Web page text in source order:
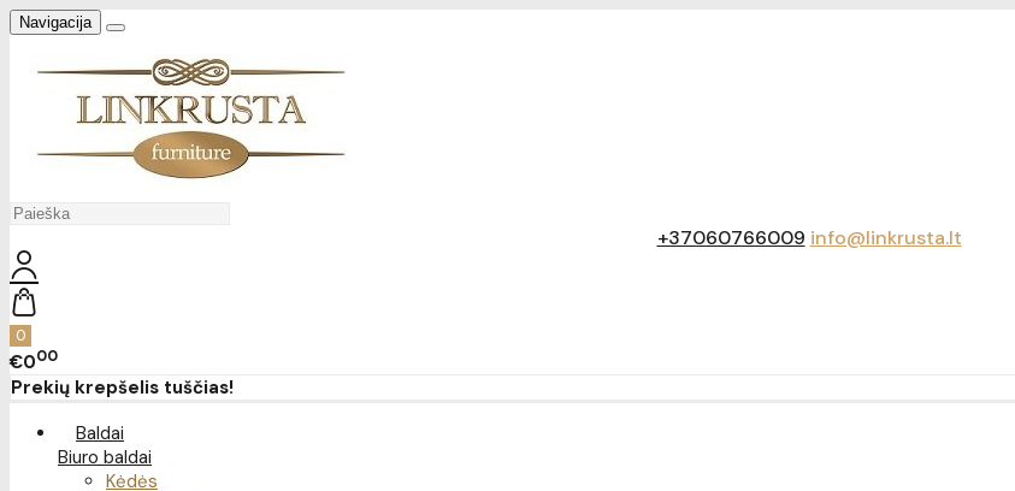
Navigacija
+37060766009 info@linkrusta.lt
0
€000
Prekių krepšelis tuščias!
Baldai
Biuro baldai
Kėdės